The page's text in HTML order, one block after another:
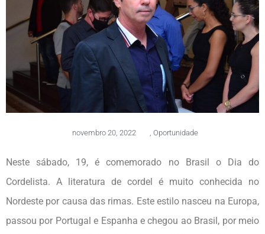
novembro 20, 2022 , Oportunidade
Neste sábado, 19, é comemorado no Brasil o Dia do
Cordelista. A literatura de cordel é muito conhecida no
Nordeste por causa das rimas. Este estilo nasceu na Europa,
passou por Portugal e Espanha e chegou ao Brasil, por meio